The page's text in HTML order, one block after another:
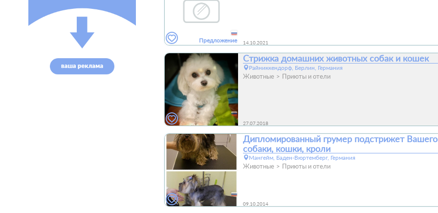
Предложение 14.10.2021
Стрижка домашних животных собак и кошек
Райниккендорф, Берлин, Германия
Животные Приюты и отели
27.07.2018
Дипломированный грумер подстрижет
собаки, кошки, кроли
Мангейм, Баден-Вюртемберг, Германия
Животные Приюты и отели
09.10.2014